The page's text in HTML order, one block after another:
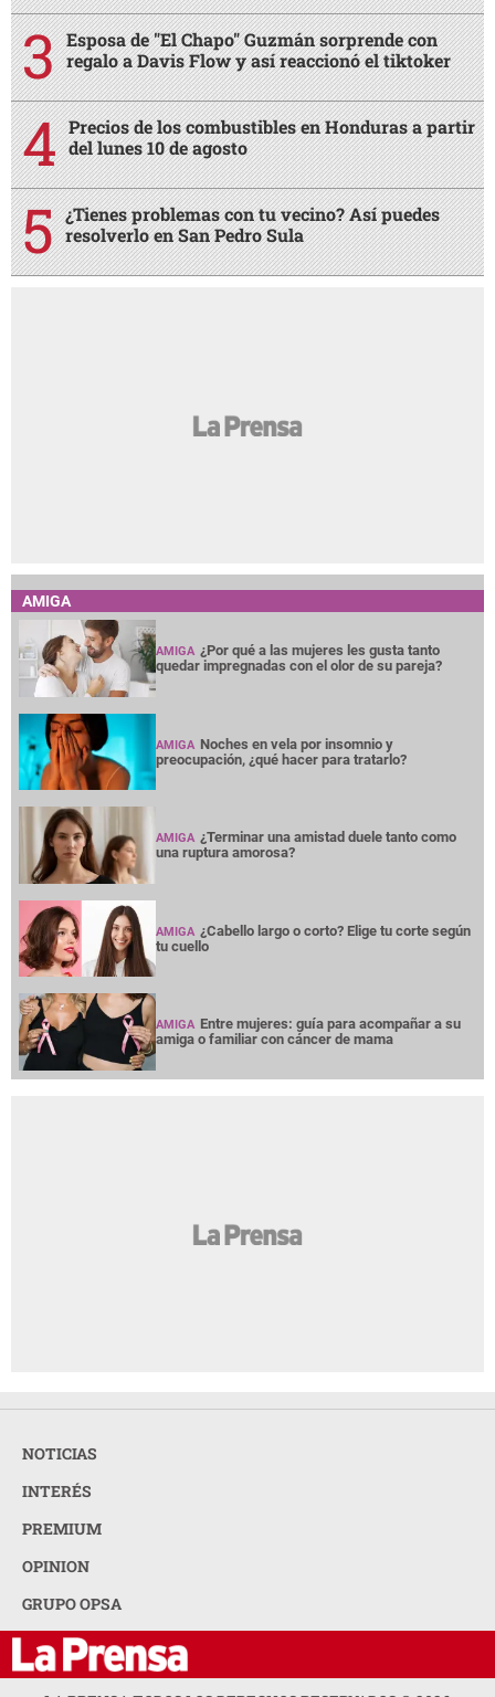
Esposa de "El Chapo" Guzmán sorprende con
regalo a Davis Flow y así reaccionó el tiktoker
Precios de los combustibles en Honduras a partir
del lunes 10 de agosto
¿Tienes problemas con tu vecino? Así puedes
resolverlo en San Pedro Sula
AMIGA
AMIGA ¿Por qué a las mujeres les gusta tanto
quedar impregnadas con el olor de su pareja?
AMIGA Noches en vela por insomnio y
preocupación, ¿qué hacer para tratarlo?
AMIGA ¿Terminar una amistad duele tanto como
una ruptura amorosa?
AMIGA ¿Cabello largo o corto? Elige tu corte según
tu cuello
AMIGA Entre mujeres: guía para acompañar a su
amiga o familiar con cáncer de mama
NOTICIAS
INTERÉS
PREMIUM
OPINION
GRUPO OPSA